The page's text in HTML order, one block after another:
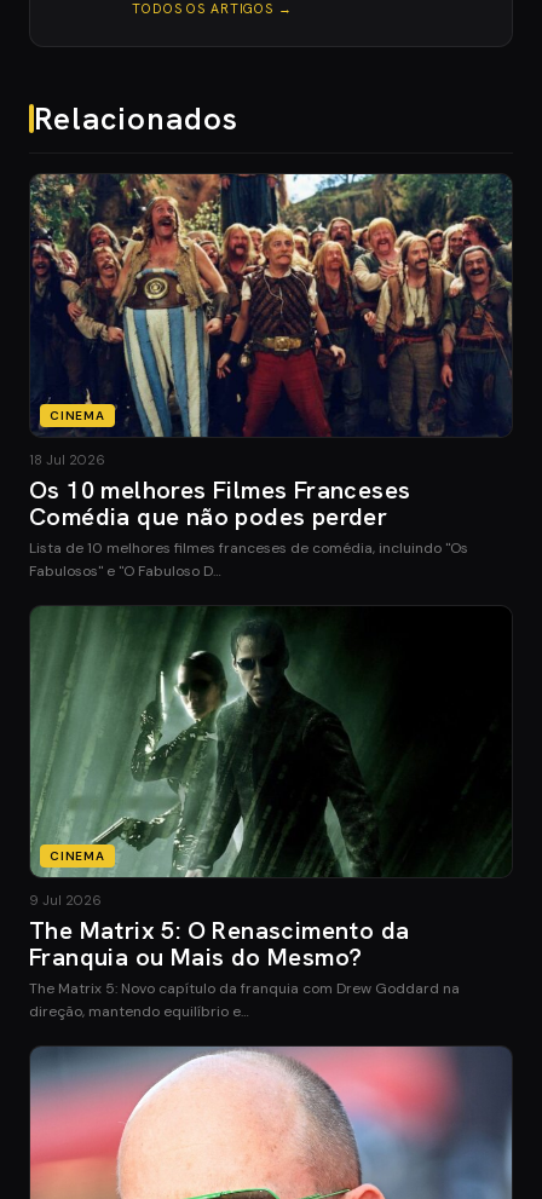
TODOS OS ARTIGOS →
Relacionados
CINEMA
18 Jul 2026
Os 10 melhores Filmes Franceses
Comédia que não podes perder
Lista de 10 melhores filmes franceses de comédia, incluindo "Os
Fabulosos" e "O Fabuloso D…
CINEMA
9 Jul 2026
The Matrix 5: O Renascimento da
Franquia ou Mais do Mesmo?
The Matrix 5: Novo capítulo da franquia com Drew Goddard na
direção, mantendo equilíbrio e…